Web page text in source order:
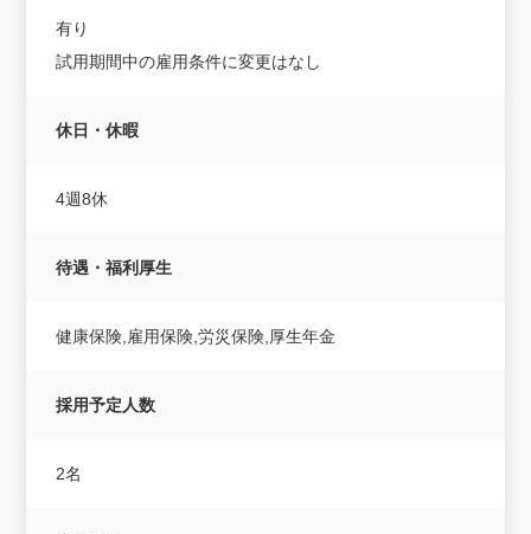
有り
試用期間中の雇用条件に変更はなし
休日・休暇
4週8休
待遇・福利厚生
健康保険,雇用保険,労災保険,厚生年金
採用予定人数
2名